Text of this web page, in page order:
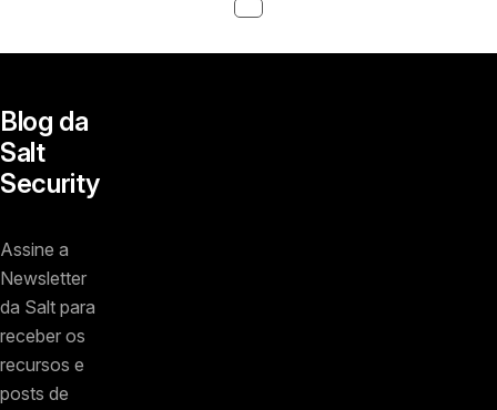
Blog da
Salt
Security
Assine a
Newsletter
da Salt para
receber os
recursos e
posts de